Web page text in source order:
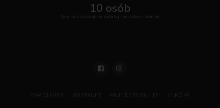
10 osób
tylu nas pracuje w redakcji na całym świecie